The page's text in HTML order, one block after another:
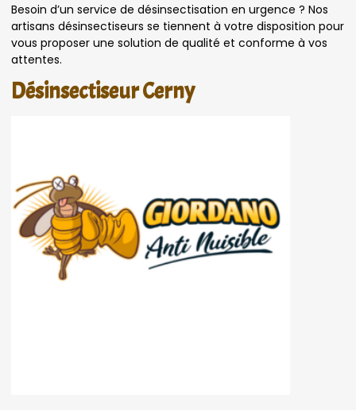
Besoin d’un service de désinsectisation en urgence ? Nos
artisans désinsectiseurs se tiennent à votre disposition pour
vous proposer une solution de qualité et conforme à vos
attentes.
Désinsectiseur Cerny